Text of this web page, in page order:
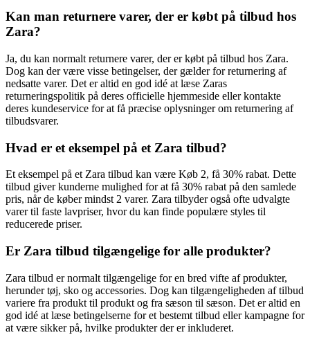
Kan man returnere varer, der er købt på tilbud hos
Zara?
Ja, du kan normalt returnere varer, der er købt på tilbud hos Zara.
Dog kan der være visse betingelser, der gælder for returnering af
nedsatte varer. Det er altid en god idé at læse Zaras
returneringspolitik på deres officielle hjemmeside eller kontakte
deres kundeservice for at få præcise oplysninger om returnering af
tilbudsvarer.
Hvad er et eksempel på et Zara tilbud?
Et eksempel på et Zara tilbud kan være Køb 2, få 30% rabat. Dette
tilbud giver kunderne mulighed for at få 30% rabat på den samlede
pris, når de køber mindst 2 varer. Zara tilbyder også ofte udvalgte
varer til faste lavpriser, hvor du kan finde populære styles til
reducerede priser.
Er Zara tilbud tilgængelige for alle produkter?
Zara tilbud er normalt tilgængelige for en bred vifte af produkter,
herunder tøj, sko og accessories. Dog kan tilgængeligheden af tilbud
variere fra produkt til produkt og fra sæson til sæson. Det er altid en
god idé at læse betingelserne for et bestemt tilbud eller kampagne for
at være sikker på, hvilke produkter der er inkluderet.